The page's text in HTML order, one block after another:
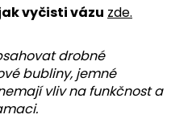
vyčisti vázu zde.
drobné
bubliny, jemné
vliv na funkčnosta
.